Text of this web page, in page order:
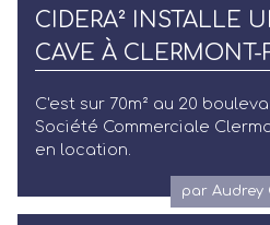
CIDERA² INSTALLE
CAVE À CLERMONT-
C'est sur 70m² au 20
Société Commerciale
en location.
par Audrey